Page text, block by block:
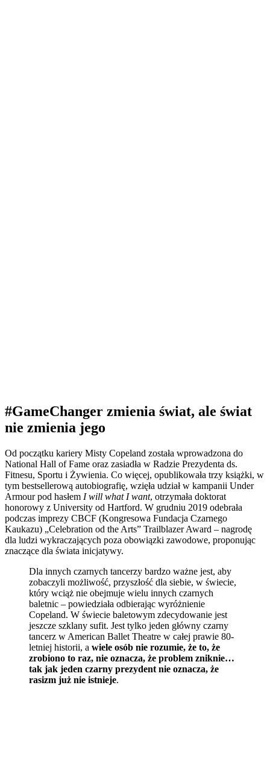
#GameChanger zmienia świat, ale świat
nie zmienia jego
Od początku kariery Misty Copeland została wprowadzona do
National Hall of Fame oraz zasiadła w Radzie Prezydenta ds.
Fitnesu, Sportu i Żywienia. Co więcej, opublikowała trzy książki, w
tym bestsellerową autobiografię, wzięła udział w kampanii Under
Armour pod hasłem I will what I want, otrzymała doktorat
honorowy z University od Hartford. W grudniu 2019 odebrała
podczas imprezy CBCF (Kongresowa Fundacja Czarnego
Kaukazu) „Celebration od the Arts” Trailblazer Award – nagrodę
dla ludzi wykraczających poza obowiązki zawodowe, proponując
znaczące dla świata inicjatywy.
Dla innych czarnych tancerzy bardzo ważne jest, aby
zobaczyli możliwość, przyszłość dla siebie, w świecie,
który wciąż nie obejmuje wielu innych czarnych
baletnic – powiedziała odbierając wyróżnienie
Copeland. W świecie baletowym zdecydowanie jest
jeszcze szklany sufit. Jest tylko jeden główny czarny
tancerz w American Ballet Theatre w całej prawie 80-
letniej historii, a wiele osób nie rozumie, że to, że
zrobiono to raz, nie oznacza, że problem zniknie…
tak jak jeden czarny prezydent nie oznacza, że
rasizm już nie istnieje.